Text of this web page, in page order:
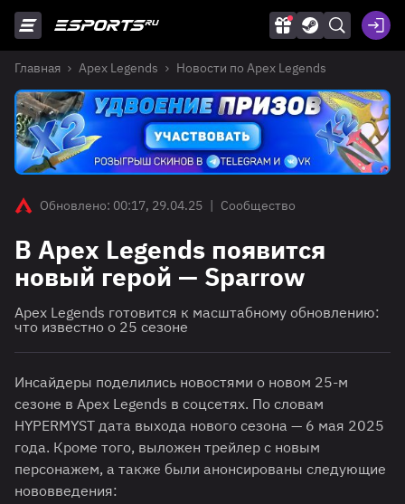
Главная Apex Legends Новости по Apex Legends
Обновлено: 00:17, 29.04.25 | Сообщество
В Apex Legends появится
новый герой — Sparrow
Apex Legends готовится к масштабному обновлению:
что известно о 25 сезоне
Инсайдеры поделились новостями о новом 25-м
сезоне в Apex Legends в соцсетях. По словам
HYPERMYST дата выхода нового сезона — 6 мая 2025
года. Кроме того, выложен трейлер с новым
персонажем, а также были анонсированы следующие
нововведения: